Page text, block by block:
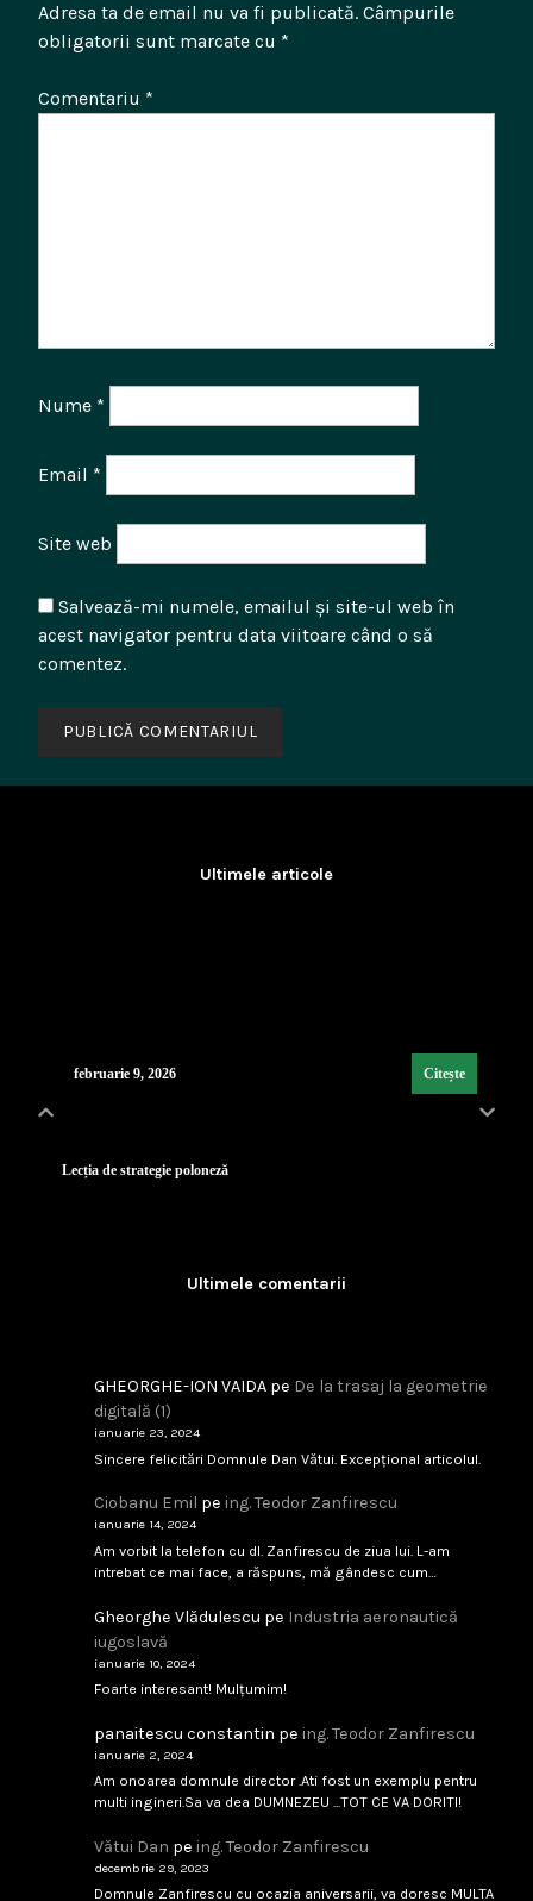
Adresa ta de email nu va fi publicată. Câmpurile
obligatorii sunt marcate cu *
Comentariu *
Nume *
Email *
Site web
Salvează-mi numele, emailul și site-ul web în
acest navigator pentru data viitoare când o să
comentez.
Ultimele articole
Lecția de strategie poloneză
februarie 9, 2026
Industria de Apărare: De la Silozuri Rigide la Ec
Analfabetism Strategic
februarie 8, 2026 Citește
IAR-99 SM – scandal tehnic sau birocratic?
februarie 8, 2026
Singapore 1994
GHEORGHE-ION VAIDA
digitală (1)
ianuarie 23, 2024
Ciobanu Emil
ianuarie 14, 2024
Am vorbit la telefon cu dl. Zanfirescu de ziua lui. L-am
Gheorghe Vlădulescu
iugoslavă
ianuarie 10, 2024
panaitescu constantin
ianuarie 2, 2024
Am onoarea domnule director .Ati fost un exemplu pentru
pe